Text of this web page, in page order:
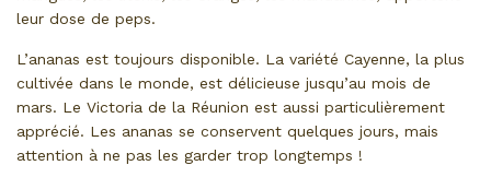
leur dose de peps.
L’ananas est toujours disponible. La variété Cayenne, la plus
cultivée dans le monde, est délicieuse jusqu’au mois de
mars. Le Victoria de la Réunion est aussi particulièrement
apprécié. Les ananas se conservent quelques jours, mais
attention à ne pas les garder trop longtemps !